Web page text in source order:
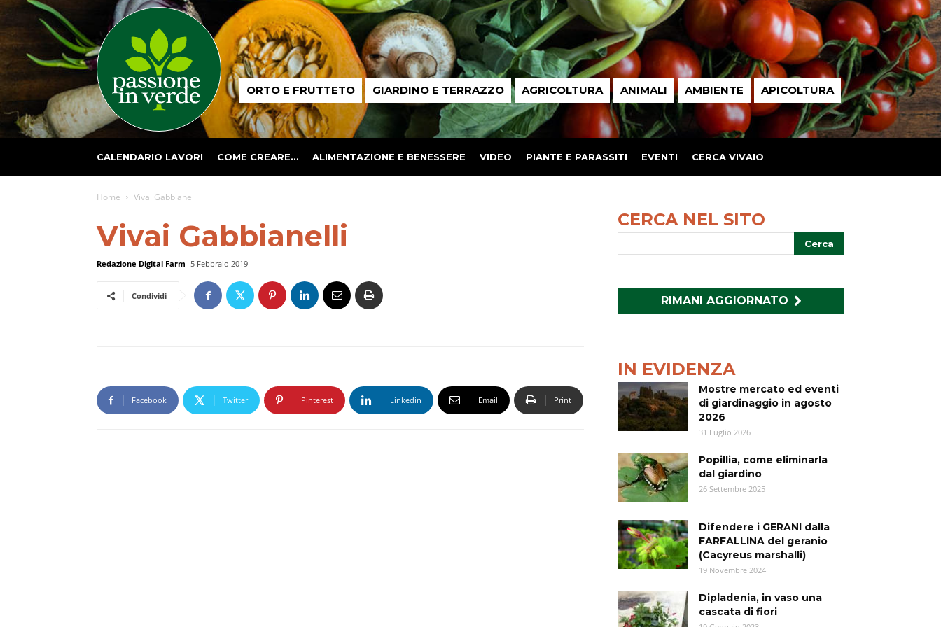
Passione
in ORTO E FRUTTETO GIARDINO E TERRAZZO AGRICOLTURA ANIMALI AMBIENTE APICOLTURA
CALENDARIO LAVORI COME CREARE… ALIMENTAZIONE E BENESSERE VIDEO PIANTE E PARASSITI EVENTI CERCA VIVAIO
Home Vivai Gabbianelli
Vivai Gabbianelli
Redazione Digital Farm 5 Febbraio 2019
Condividi
Facebook Twitter Pinterest Linkedin Email Print
CERCA NEL SITO
RIMANI AGGIORNATO
IN EVIDENZA
Mostre mercato ed eventi
di giardinaggio in agosto
2026
31 Luglio 2026
Popillia, come eliminarla
dal giardino
26 Settembre 2025
Difendere i GERANI dalla
FARFALLINA del geranio
(Cacyreus marshalli)
19 Novembre 2024
Dipladenia, in vaso una
cascata di fiori